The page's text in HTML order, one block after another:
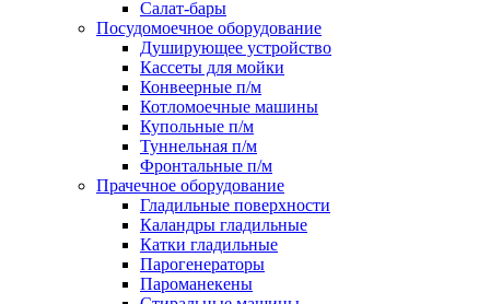
Салат-бары
Посудомоечное оборудование
Душирующее устройство
Кассеты для мойки
Конвеерные п/м
Котломоечные машины
Купольные п/м
Туннельная п/м
Фронтальные п/м
Прачечное оборудование
Гладильные поверхности
Каландры гладильные
Катки гладильные
Парогенераторы
Пароманекены